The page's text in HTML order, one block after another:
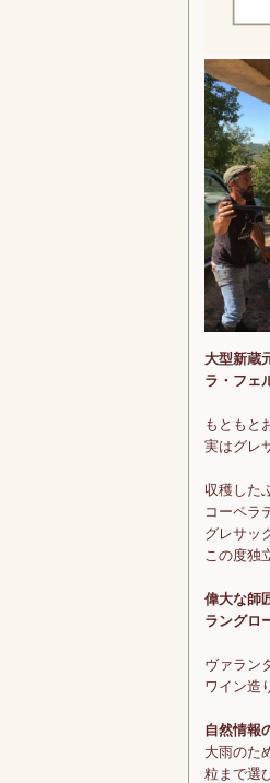
大型新蔵
ラ・フェ
もともと
実はグレ
収穫した
コーペラ
グレサッ
この度独
偉大な師
ラングロ
ヴァラン
ワイン造
自然情報
大雨のた
粒まで選